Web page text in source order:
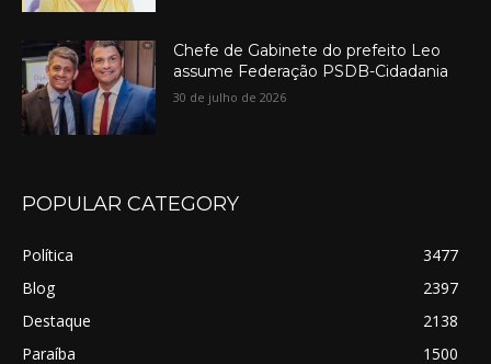
Chefe de Gabinete do prefeito Leo
assume Federação PSDB-Cidadania
30 de julho de 2026
POPULAR CATEGORY
Política
3477
Blog
2397
Destaque
2138
Paraíba
1500